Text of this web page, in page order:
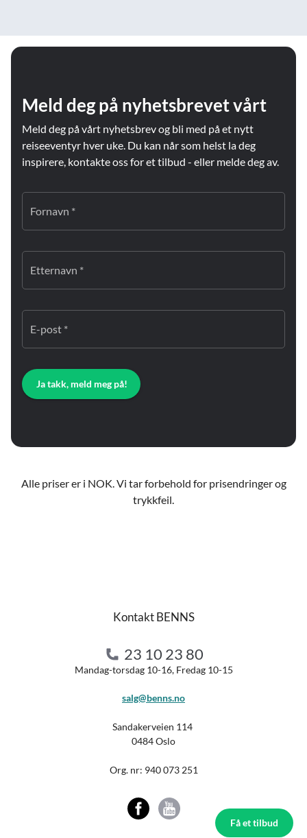
Få et tilbud
Meld deg på nyhetsbrevet vårt
Meld deg på vårt nyhetsbrev og bli med på et nytt
reiseeventyr hver uke. Du kan når som helst la deg
inspirere, kontakte oss for et tilbud - eller melde deg av.
Fornavn *
Etternavn *
E-post *
Ja takk, meld meg på!
Alle priser er i NOK. Vi tar forbehold for prisendringer og
trykkfeil.
Kontakt BENNS
23 10 23 80
Mandag-torsdag 10-16, Fredag 10-15
salg@benns.no
Sandakerveien 114
0484 Oslo
Org. nr: 940 073 251